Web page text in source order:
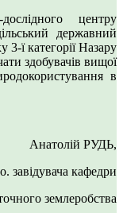
центру
державний
ї категорії Назару
здобувачів вищої
в
Анатолій РУДЬ,
завідувача кафедри
землеробства